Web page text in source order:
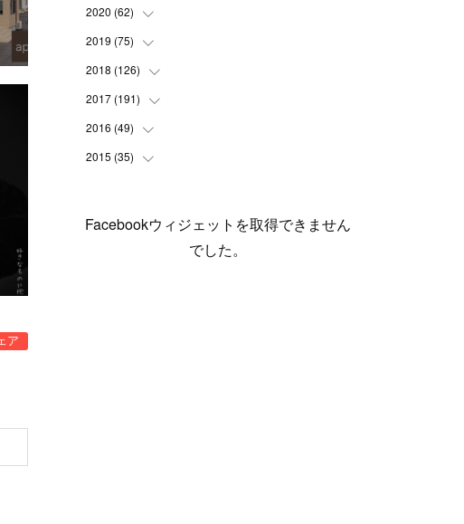
(2
(7
(4)
(3)
(5
(3
(3
(6)
(4)
(6
(3
(5)
(11
)
(8
(1)
(3)
(1
(6
(9 )
(5
(7
(5)
(3)
(3
(2
2020 (62)
(6
(9)
(7)
(4
(3
2019 (75)
(1)
(2)
(6
(7
2018 (126)
(6)
(12
)
(7
2017 (191)
(12
)
(11
)
2016 (49)
(2
2015 (35)
Facebookウィジェットを取得できません
でした。